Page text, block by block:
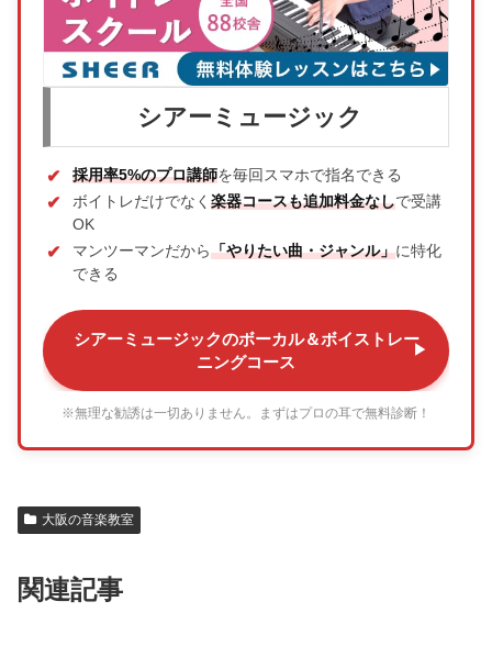
シアーミュージック
採用率5%のプロ講師を毎回スマホで指名できる
ボイトレだけでなく 楽器コースも追加料金なしで受講
OK
マンツーマンだから「やりたい曲・ジャンル」に特化
できる
シアーミュージックのボーカル＆ボイストレー
ニングコース
※無理な勧誘は一切ありません。まずはプロの耳で無料診断！
大阪の音楽教室
関連記事